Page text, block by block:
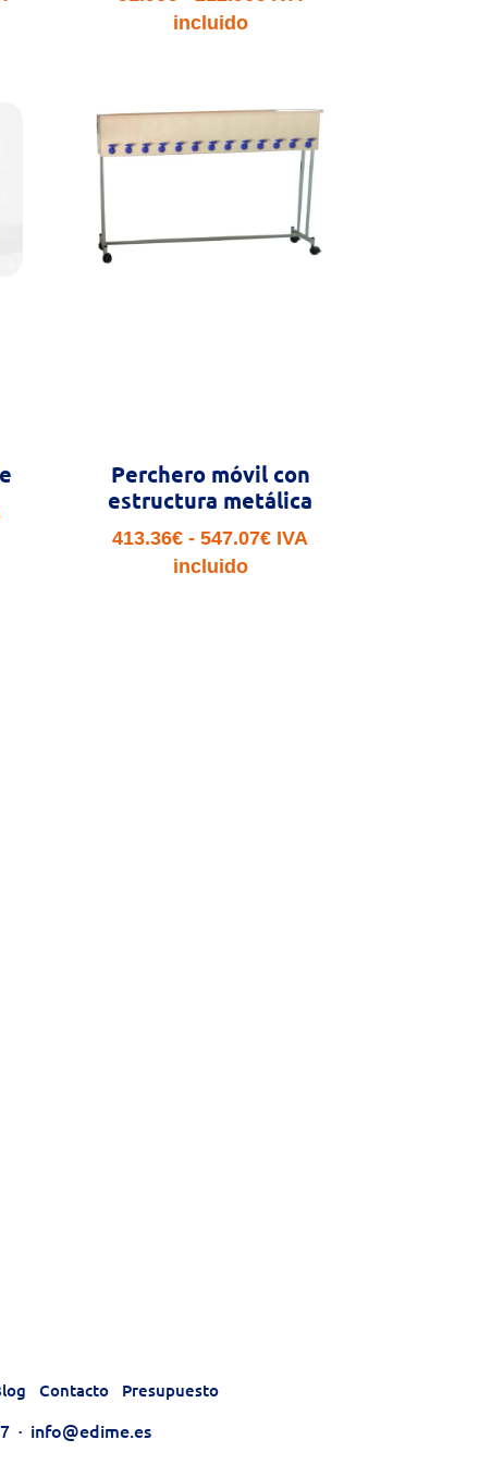
91.96€
hasta
212.96€
incluido
Perchero móvil con
estructura metálica
413.36€ - 547.07€Rango
IVA
incluido
Contacto Presupuesto
· info@edime.es